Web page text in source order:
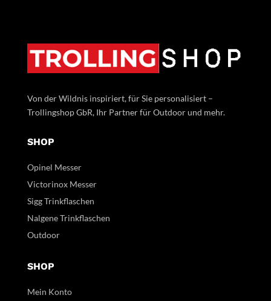
Von der Wildnis inspiriert, für Sie personalisiert –
Trollingshop GbR, Ihr Partner für Outdoor und mehr.
SHOP
Opinel Messer
Victorinox Messer
Sigg Trinkflaschen
Nalgene Trinkflaschen
Outdoor
SHOP
Mein Konto